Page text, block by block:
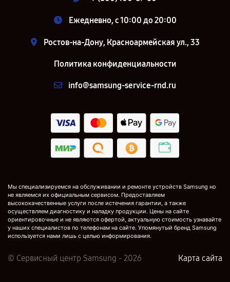
Ежедневно, с 10:00 до 20:00
Ростов-на-Дону, Красноармейская ул., 33
Политика конфиденциальности
info@samsung-service-rnd.ru
Мы специализируемся на обслуживании и ремонте устройств Samsung но
не являемся их официальным сервисом. Предоставляем
высококачественные услуги после истечения гарантии, а также
осуществляем диагностику и наладку продукции. Цены на сайте
ориентировочные и не являются офертой, актуальную стоимость узнавайте
у наших специалистов по телефонам на сайте. Упомянутый бренд Samsung
используется нами лишь с целью информирования.
© Сервисный центр Samsung - 2026 Карта сайта